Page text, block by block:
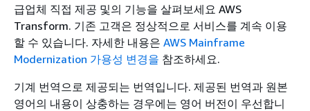
급업체 직접 제공 및의 기능을 살펴보세요 AWS
Transform. 기존 고객은 정상적으로 서비스를 계속 이용
할 수 있습니다. 자세한 내용은 AWS Mainframe
Modernization 가용성 변경을 참조하세요.
기계 번역으로 제공되는 번역입니다. 제공된 번역과 원본
영어의 내용이 상충하는 경우에는 영어 버전이 우선합니